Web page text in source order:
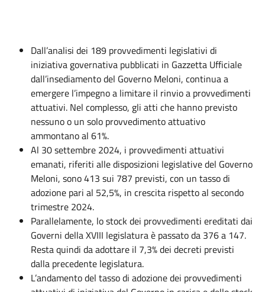
Dall’analisi dei 189 provvedimenti legislativi di
iniziativa governativa pubblicati in Gazzetta Ufficiale
dall’insediamento del Governo Meloni, continua a
emergere l’impegno a limitare il rinvio a provvedimenti
attuativi. Nel complesso, gli atti che hanno previsto
nessuno o un solo provvedimento attuativo
ammontano al 61%.
Al 30 settembre 2024, i provvedimenti attuativi
emanati, riferiti alle disposizioni legislative del Governo
Meloni, sono 413 sui 787 previsti, con un tasso di
adozione pari al 52,5%, in crescita rispetto al secondo
trimestre 2024.
Parallelamente, lo stock dei provvedimenti ereditati dai
Governi della XVIII legislatura è passato da 376 a 147.
Resta quindi da adottare il 7,3% dei decreti previsti
dalla precedente legislatura.
L’andamento del tasso di adozione dei provvedimenti